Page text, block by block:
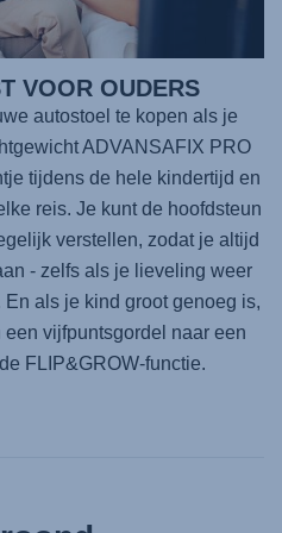
VOOR OUDERS
autostoel te kopen als je
ADVANSAFIX PRO
tijdens de hele kindertijd en
reis. Je kunt de hoofdsteun
verstellen, zodat je altijd
- zelfs als je lieveling weer
als je kind groot genoeg is,
vijfpuntsgordel naar een
FLIP&GROW-functie.